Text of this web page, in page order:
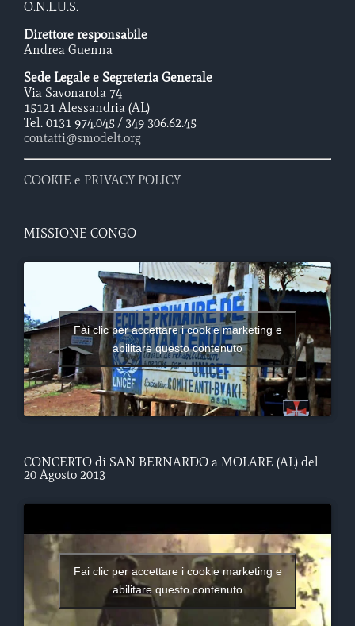
O.N.L.U.S.
Direttore responsabile
Andrea Guenna
Sede Legale e Segreteria Generale
Via Savonarola 74
15121 Alessandria (AL)
Tel. 0131 974.045 / 349 306.62.45
contatti@smodelt.org
COOKIE e PRIVACY POLICY
MISSIONE CONGO
Fai clic per accettare i cookie marketing e
abilitare questo contenuto
CONCERTO di SAN BERNARDO a MOLARE (AL) del
20 Agosto 2013
Fai clic per accettare i cookie marketing e
abilitare questo contenuto